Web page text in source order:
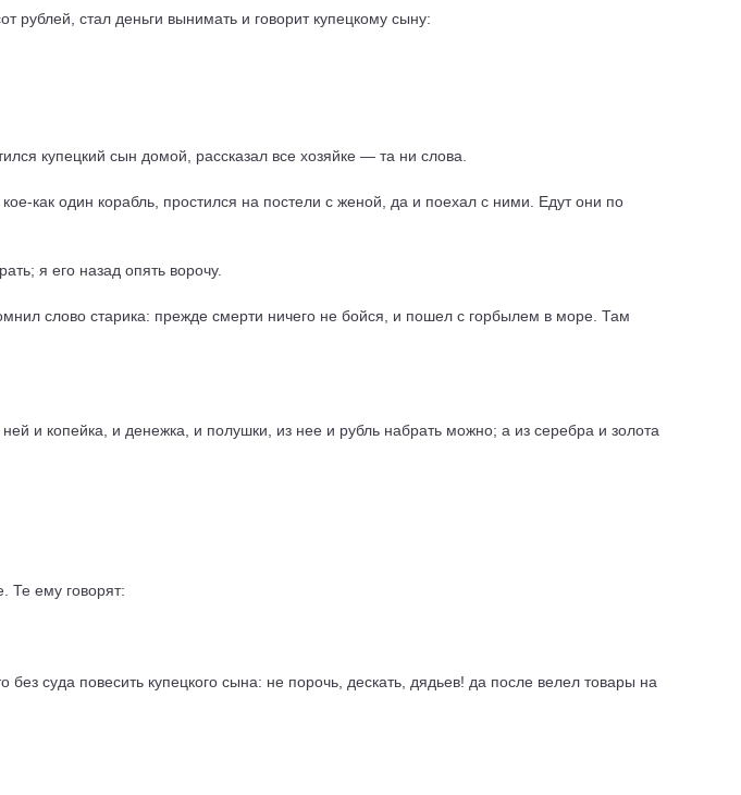
рублей, стал деньги вынимать и говорит купецкому сыну:
купецкий сын домой, рассказал все хозяйке — та ни слова.
как один корабль, простился на постели с женой, да и поехал с ними. Едут они по
я его назад опять ворочу.
слово старика: прежде смерти ничего не бойся, и пошел с горбылем в море. Там
и копейка, и денежка, и полушки, из нее и рубль набрать можно; а из серебра и золота
Те ему говорят:
суда повесить купецкого сына: не порочь, дескать, дядьев! да после велел товары на